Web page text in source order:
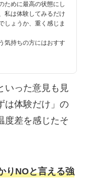
ために最高の状態にし
私は体験してみるだけ
しょうか、重く感じま
気持ちの方にはおすす
いった意見も見
は体験だけ」の
度差を感じたそ
りNOと言える強